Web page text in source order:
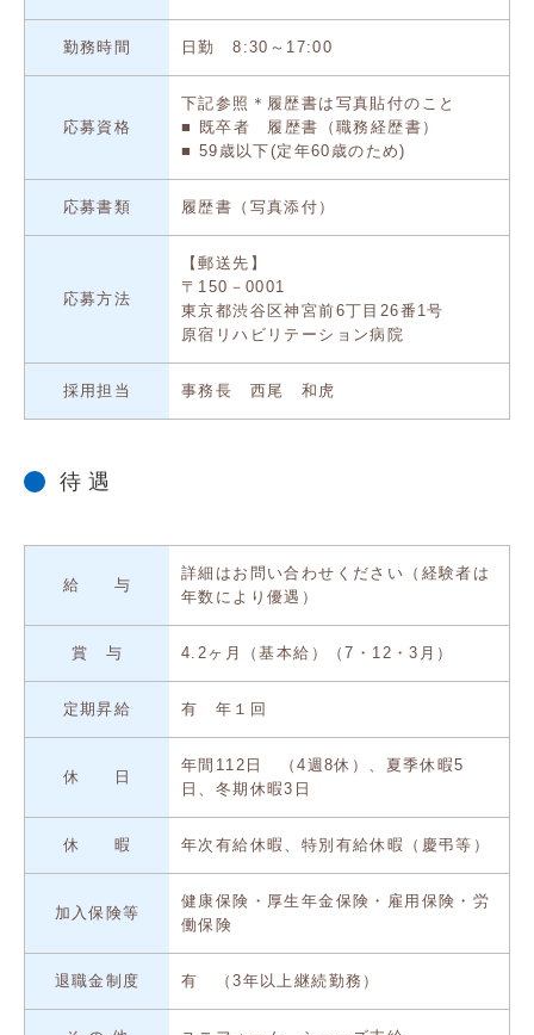
勤務時間 日勤 8:30～17:00
応募資格
下記参照＊履歴書は写真貼付のこと
■ 既卒者 履歴書（職務経歴書）
■ 59歳以下(定年60歳のため)
応募書類 履歴書（写真添付）
応募方法
【郵送先】
〒150－0001
東京都渋谷区神宮前6丁目26番1号
原宿リハビリテーション病院
採用担当 事務長 西尾 和虎
待 遇
給 与
詳細はお問い合わせください（経験者は
年数により優遇）
賞 与 4.2ヶ月（基本給）（7・12・3月）
定期昇給 有 年１回
休 日
年間112日 （4週8休）、夏季休暇5
日、冬期休暇3日
休 暇 年次有給休暇、特別有給休暇（慶弔等）
加入保険等
健康保険・厚生年金保険・雇用保険・労
働保険
退職金制度 有 （3年以上継続勤務）